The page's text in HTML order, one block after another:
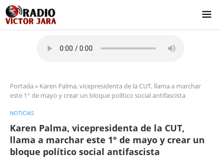
Portada » Karen Palma, vicepresidenta de la CUT, llama a marchar
este 1° de mayo y crear un bloque político social antifascista
NOTICIAS
Karen Palma, vicepresidenta de la CUT,
llama a marchar este 1° de mayo y crear un
bloque político social antifascista